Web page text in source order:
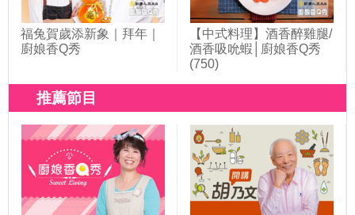
福兔賀歲添新象｜拜年｜
廚娘香Q秀
【中式料理】酒香醉雞腿/
酒香吸吮蝦│廚娘香Q秀
(750)
推薦節目